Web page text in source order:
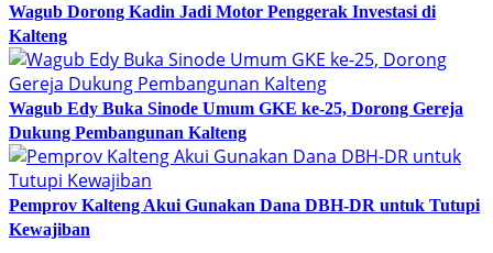
Wagub Dorong Kadin Jadi Motor Penggerak Investasi di
Kalteng
Wagub Edy Buka Sinode Umum GKE ke-25, Dorong Gereja
Dukung Pembangunan Kalteng
Pemprov Kalteng Akui Gunakan Dana DBH-DR untuk Tutupi
Kewajiban